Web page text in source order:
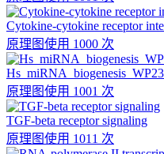
Cytokine-cytokine receptor
原理图使用 1000 次
原理图使用 1001 次
TGF-beta receptor signaling
原理图使用 1011 次